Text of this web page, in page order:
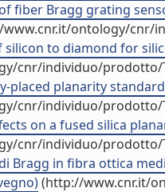
fiber Bragg grating
ontology/cnr/
to diamond for
cnr/individuo/prodotto/
placed planarity
cnr/individuo/prodotto/
on a fused silica
cnr/individuo/prodotto/
Bragg in fibra ottica
(http://www.cnr.it/